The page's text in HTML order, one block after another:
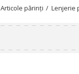
Articole părinți Lenjerie